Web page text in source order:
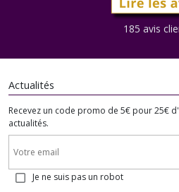
185 avis
Actualités
Recevez un code promo de 5€ pour 25€
actualités.
Je ne suis pas un robot